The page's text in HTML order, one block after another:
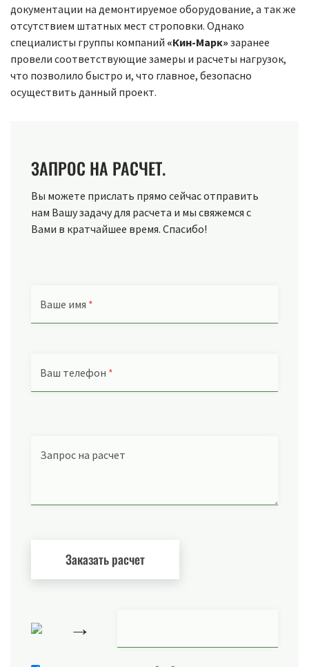
документации на демонтируемое оборудование, а так же
отсутствием штатных мест строповки. Однако
специалисты группы компаний «Кин-Марк» заранее
провели соответствующие замеры и расчеты нагрузок,
что позволило быстро и, что главное, безопасно
осуществить данный проект.
ЗАПРОС НА РАСЧЕТ.
Вы можете прислать прямо сейчас отправить
нам Вашу задачу для расчета и мы свяжемся с
Вами в кратчайшее время. Спасибо!
Ваше имя *
Ваш телефон *
Запрос на расчет
→